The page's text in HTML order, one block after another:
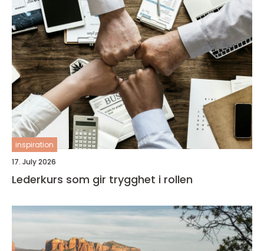
inspiration
17. July 2026
Lederkurs som gir trygghet i rollen